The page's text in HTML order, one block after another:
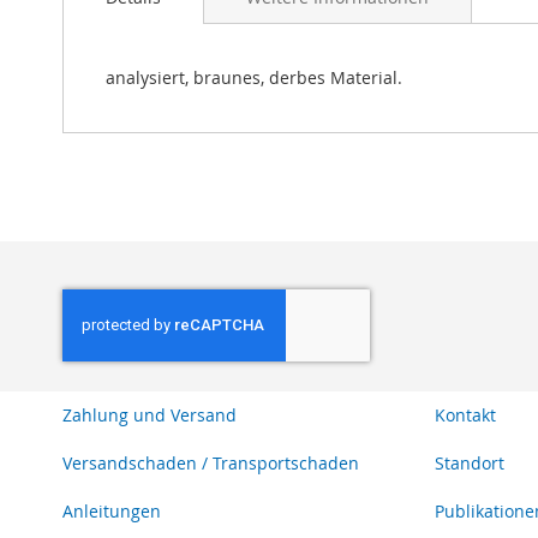
analysiert, braunes, derbes Material.
Zahlung und Versand
Versandschaden / Transportschaden
Anleitungen
Kontakt
Standort